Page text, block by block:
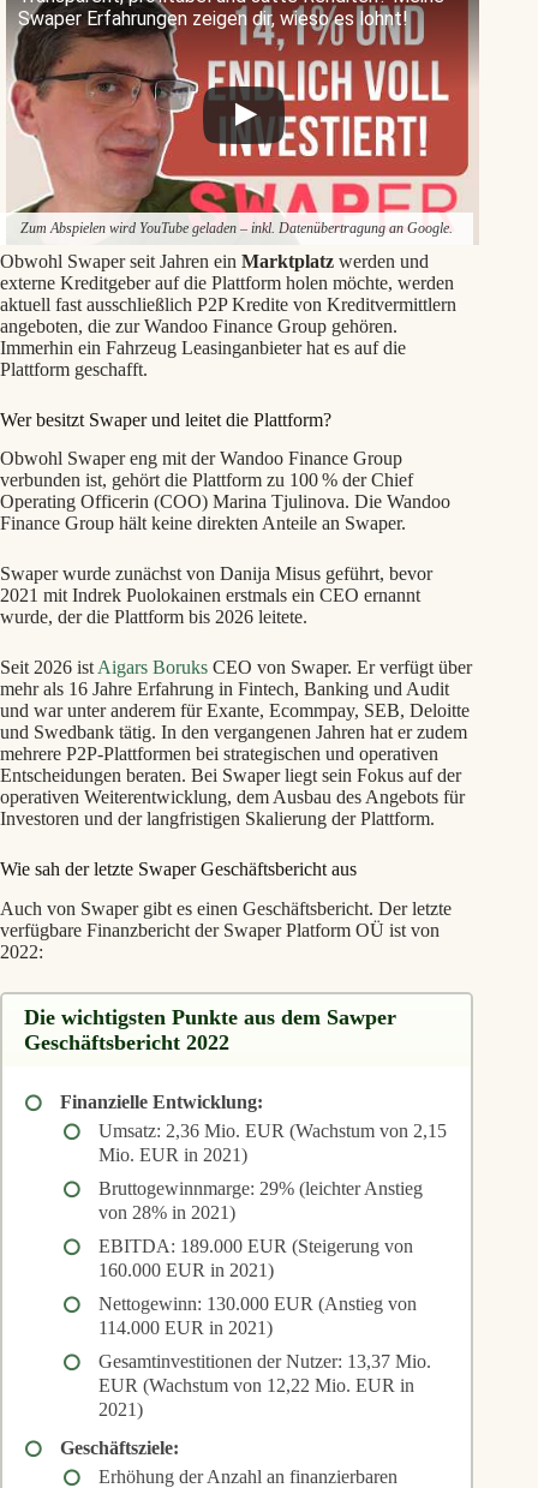
Swaper Erfahrungen zeigen dir, wieso es lohnt!
Zum Abspielen wird YouTube geladen – inkl. Datenübertragung an Google.
Obwohl Swaper seit Jahren ein Marktplatz werden und
externe Kreditgeber auf die Plattform holen möchte, werden
aktuell fast ausschließlich P2P Kredite von Kreditvermittlern
angeboten, die zur Wandoo Finance Group gehören.
Immerhin ein Fahrzeug Leasinganbieter hat es auf die
Plattform geschafft.
Wer besitzt Swaper und leitet die Plattform?
Obwohl Swaper eng mit der Wandoo Finance Group
verbunden ist, gehört die Plattform zu 100 % der Chief
Operating Officerin (COO) Marina Tjulinova. Die Wandoo
Finance Group hält keine direkten Anteile an Swaper.
Swaper wurde zunächst von Danija Misus geführt, bevor
2021 mit Indrek Puolokainen erstmals ein CEO ernannt
wurde, der die Plattform bis 2026 leitete.
Seit 2026 istAigars Boruks CEO von Swaper. Er verfügt über
mehr als 16 Jahre Erfahrung in Fintech, Banking und Audit
und war unter anderem für Exante, Ecommpay, SEB, Deloitte
und Swedbank tätig. In den vergangenen Jahren hat er zudem
mehrere P2P-Plattformen bei strategischen und operativen
Entscheidungen beraten. Bei Swaper liegt sein Fokus auf der
operativen Weiterentwicklung, dem Ausbau des Angebots für
Investoren und der langfristigen Skalierung der Plattform.
Wie sah der letzte Swaper Geschäftsbericht aus
Auch von Swaper gibt es einen Geschäftsbericht. Der letzte
verfügbare Finanzbericht der Swaper Platform OÜ ist von
2022:
Die wichtigsten Punkte aus dem Sawper
Geschäftsbericht 2022
Finanzielle Entwicklung:
Umsatz: 2,36 Mio. EUR (Wachstum von 2,15
Mio. EUR in 2021)
Bruttogewinnmarge: 29% (leichter Anstieg
von 28% in 2021)
EBITDA: 189.000 EUR (Steigerung von
160.000 EUR in 2021)
Nettogewinn: 130.000 EUR (Anstieg von
114.000 EUR in 2021)
Gesamtinvestitionen der Nutzer: 13,37 Mio.
EUR (Wachstum von 12,22 Mio. EUR in
2021)
Geschäftsziele:
Erhöhung der Anzahl an finanzierbaren